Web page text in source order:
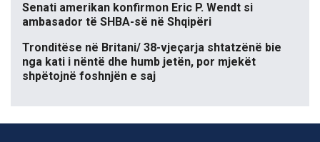
Senati amerikan konfirmon Eric P. Wendt si
ambasador të SHBA-së në Shqipëri
Tronditëse në Britani/ 38-vjeçarja shtatzënë bie
nga kati i nëntë dhe humb jetën, por mjekët
shpëtojnë foshnjën e saj